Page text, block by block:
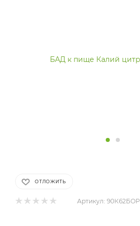
ОТЛОЖИТЬ
Артикул: 90К62БОР